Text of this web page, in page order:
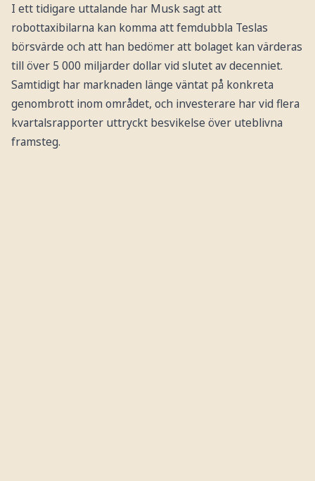
I ett tidigare uttalande har Musk sagt att
robottaxibilarna kan komma att femdubbla Teslas
börsvärde och att han bedömer att bolaget kan värderas
till över 5 000 miljarder dollar vid slutet av decenniet.
Samtidigt har marknaden länge väntat på konkreta
genombrott inom området, och investerare har vid flera
kvartalsrapporter uttryckt besvikelse över uteblivna
framsteg.